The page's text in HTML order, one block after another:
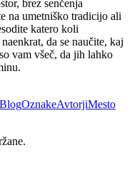
brez senčenja
na umetniško tradicijo ali
katero koli
da se naučite, kaj
vam všeč, da jih lahko
BlogOznakeAvtorjiMesto